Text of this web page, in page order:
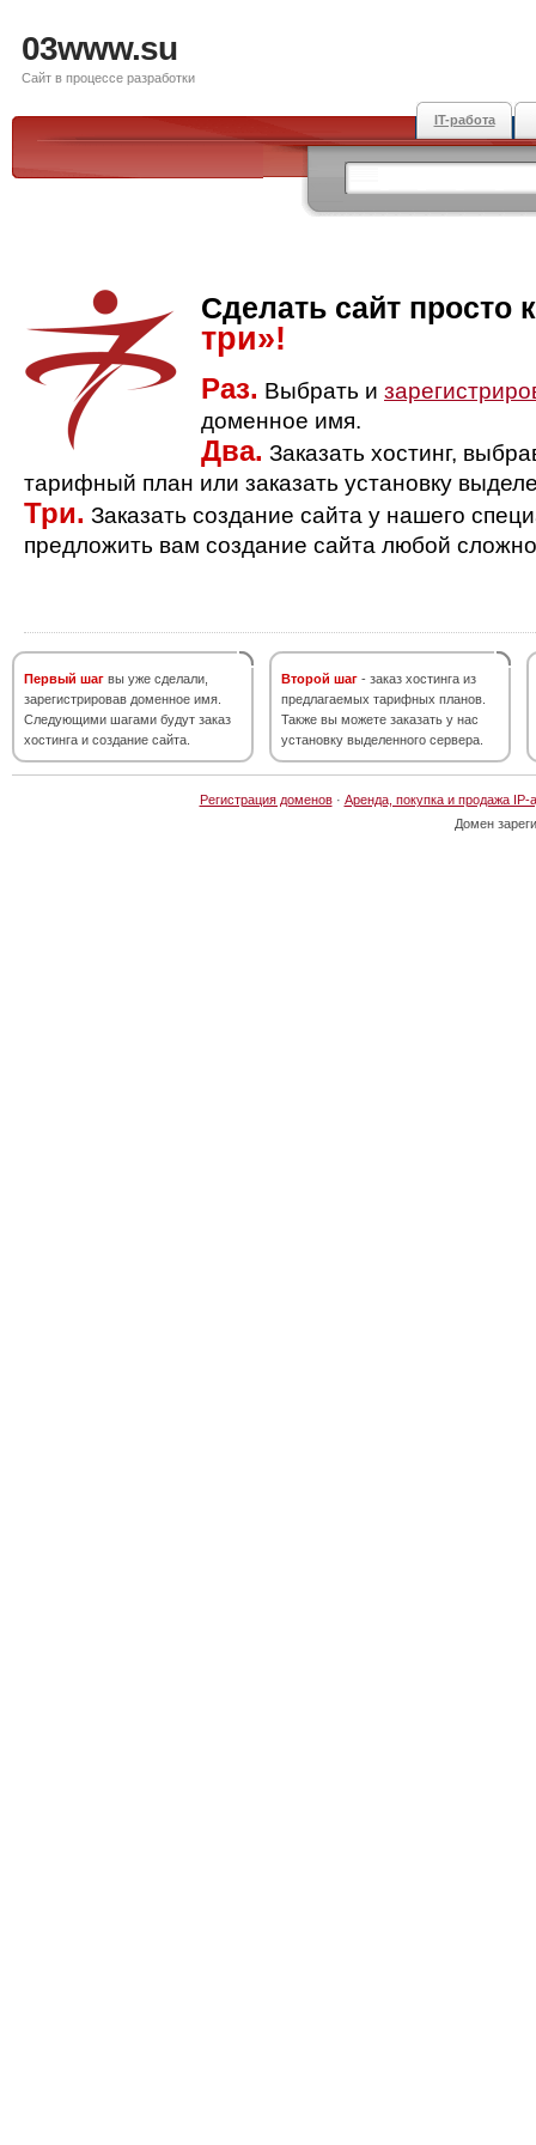
03www.su
Сайт в процессе разработки
IT-работа
Сделать сайт просто
три»!
Раз. Выбрать и
доменное имя.
Два. Заказать хостинг,
тарифный план или заказать установку
Три. Заказать создание сайта у нашего
предложить вам создание сайта любой
Первый шаг вы уже сделали,
зарегистрировав доменное имя.
Следующими шагами будут заказ
хостинга и создание сайта.
Второй шаг - заказ хостинга из
предлагаемых тарифных планов.
Также вы можете заказать у нас
установку выделенного сервера.
Регистрация доменов· Аренда, покупка и продажа IP-
Домен